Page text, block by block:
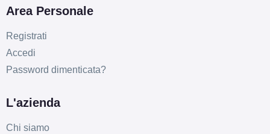
Area Personale
Registrati
Accedi
Password dimenticata?
L'azienda
Chi siamo